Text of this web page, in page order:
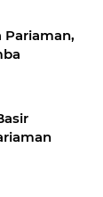
Pariaman,